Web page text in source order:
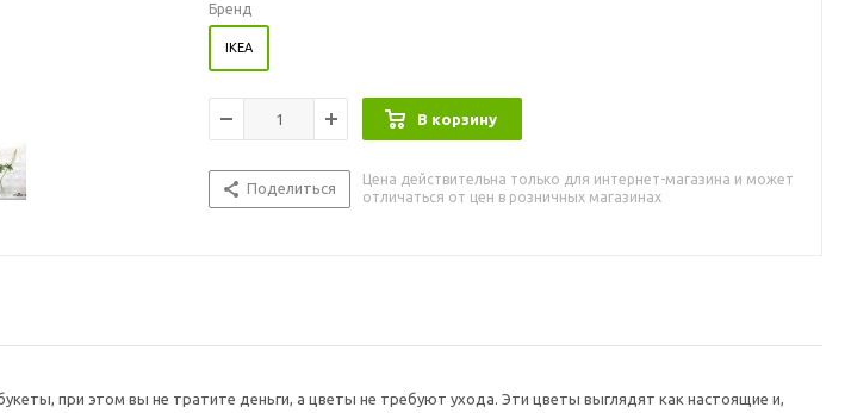
Бренд
IKEA
В корзину
Поделиться
Цена действительна только для интернет-магазина и может
отличаться от цен в розничных магазинах
при этом вы не тратите деньги, а цветы не требуют ухода. Эти цветы выглядят как настоящие и,